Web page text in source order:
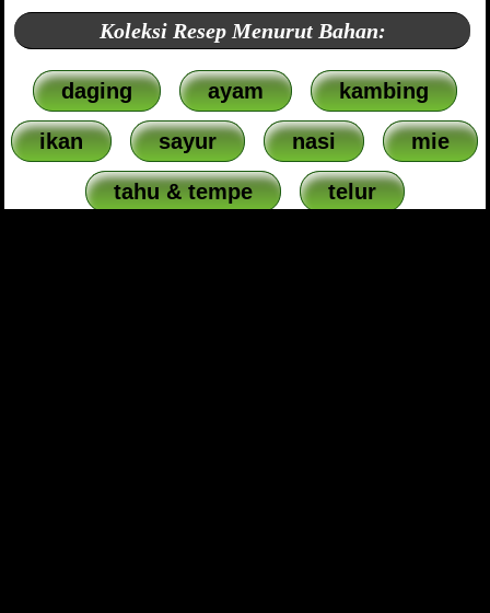
Koleksi Resep Menurut Bahan:
daging ayam kambing
ikan sayur nasi mie
tahu & tempe telur